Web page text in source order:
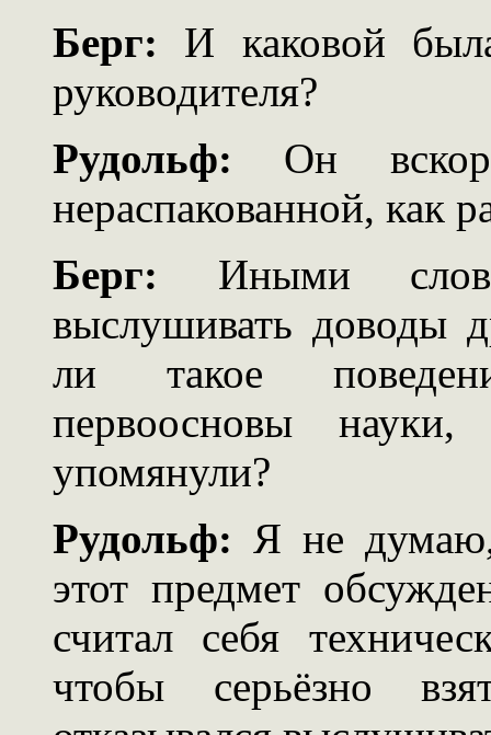
Берг: И каковой
руководителя?
Рудольф: Он
нераспакованной, как
Берг: Иными
выслушивать доводы
ли такое
первоосновы
упомянули?
Рудольф: Я не
этот предмет
считал себя
чтобы серьёзно